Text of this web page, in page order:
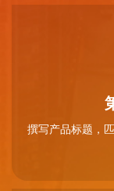
撰写产品标题，